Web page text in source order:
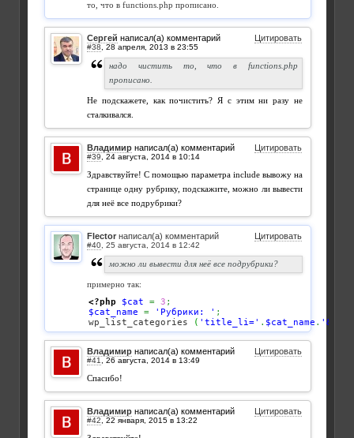
то, что в functions.php прописано.
Сергей написал(а) комментарий Цитировать
#38
надо чистить то, что в functions.php
прописано.
Не подскажете, как почистить? Я с этим ни разу не
сталкивался.
Владимир написал(а) комментарий Цитировать
#39
Здравствуйте! С помощью параметра include вывожу на
странице одну рубрику, подскажите, можно ли вывести
для неё все подрубрики?
Flector написал(а) комментарий Цитировать
#40
можно ли вывести для неё все подрубрики?
примерно так:
<?php $cat = 3 ;
$cat_name
= 'Рубрики: ' ;
wp_list_categories
( 'title_li=' . $cat_name .
Владимир написал(а) комментарий Цитировать
#41
Спасибо!
Владимир написал(а) комментарий Цитировать
#42